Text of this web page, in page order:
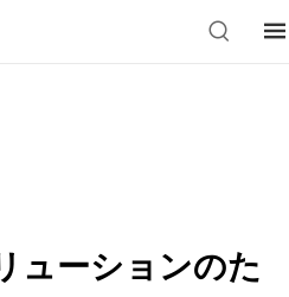
ューションのた